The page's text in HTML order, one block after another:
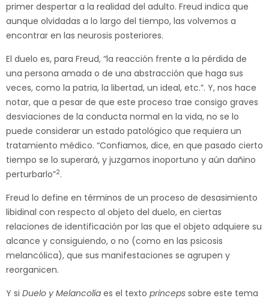
primer despertar a la realidad del adulto. Freud indica que
aunque olvidadas a lo largo del tiempo, las volvemos a
encontrar en las neurosis posteriores.
El duelo es, para Freud, “la reacción frente a la pérdida de
una persona amada o de una abstracción que haga sus
veces, como la patria, la libertad, un ideal, etc.”. Y, nos hace
notar, que a pesar de que este proceso trae consigo graves
desviaciones de la conducta normal en la vida, no se lo
puede considerar un estado patológico que requiera un
tratamiento médico. “Confiamos, dice, en que pasado cierto
tiempo se lo superará, y juzgamos inoportuno y aún dañino
perturbarlo”2.
Freud lo define en términos de un proceso de desasimiento
libidinal con respecto al objeto del duelo, en ciertas
relaciones de identificación por las que el objeto adquiere su
alcance y consiguiendo, o no (como en las psicosis
melancólica), que sus manifestaciones se agrupen y
reorganicen.
Y si Duelo y Melancolía es el texto princeps sobre este tema